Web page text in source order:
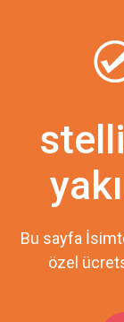
Bu sayfa
özel